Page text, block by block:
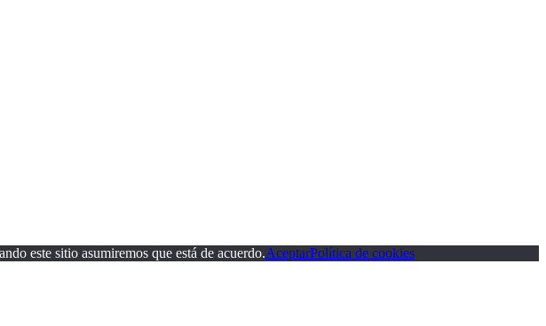
este sitio asumiremos que está de acuerdo.AceptarPolítica de cookies